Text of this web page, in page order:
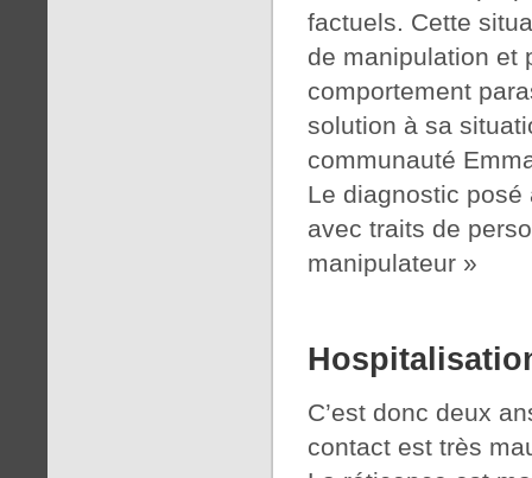
factuels. Cette
de manipulation et
comportement
solution à sa
communauté
Le diagnostic
avec traits de
manipulateur »
C’est donc deux
contact est très